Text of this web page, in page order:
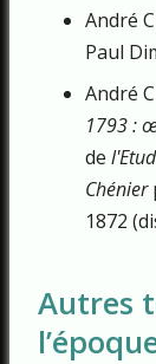
André
Paul
André
1793 :
de
Chénier
1872
Autres